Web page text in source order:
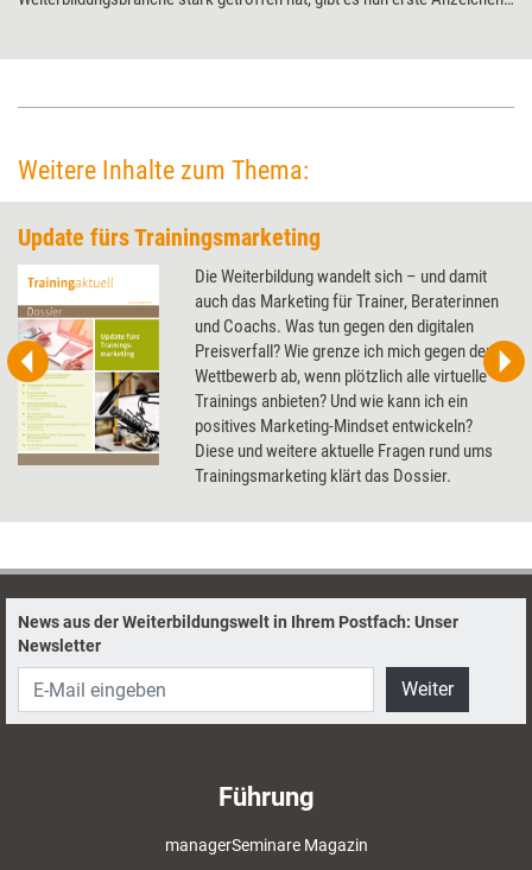
Weitere Inhalte zum Thema:
Update fürs Trainingsmarketing
Die Weiterbildung wandelt sich – und damit
auch das Marketing für Trainer, Beraterinnen
und Coachs. Was tun gegen den digitalen
Preisverfall? Wie grenze ich mich gegen den
Wettbewerb ab, wenn plötzlich alle virtuelle
Trainings anbieten? Und wie kann ich ein
positives Marketing-Mindset entwickeln?
Diese und weitere aktuelle Fragen rund ums
Trainingsmarketing klärt das Dossier.
News aus der Weiterbildungswelt in Ihrem Postfach: Unser
Newsletter
Weiter
Führung
managerSeminare Magazin